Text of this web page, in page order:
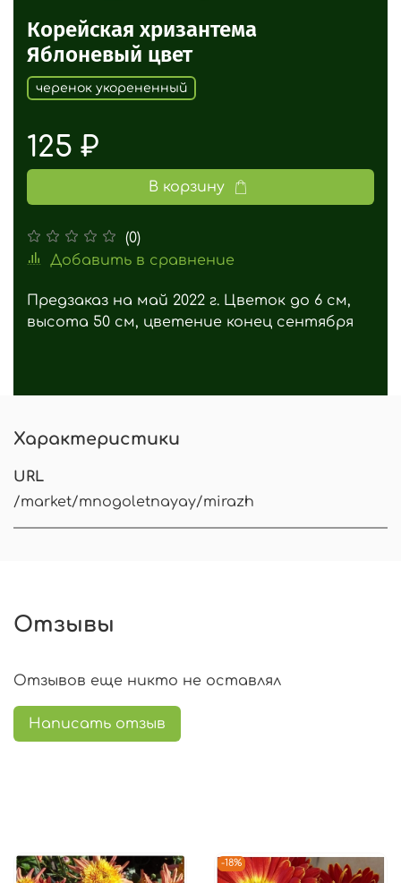
Корейская хризантема
Яблоневый цвет
(0)
Добавить в сравнение
черенок укорененный
125 ₽
В корзину
Предзаказ на май 2022 г. Цветок до 6 см,
высота 50 см, цветение конец сентября
Характеристики
URL
/market/mnogoletnayay/mirazh
Отзывы
Отзывов еще никто не оставлял
Написать отзыв
-18%